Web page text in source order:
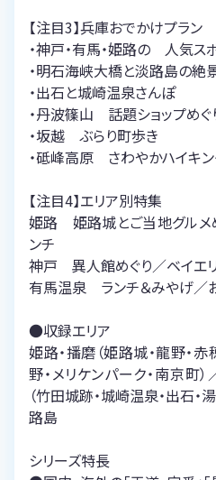
【注目3】兵庫おでかけプラン
・神戸・有馬・姫路の 人気ス
・明石海峡大橋と淡路島の絶
・出石と城崎温泉さんぽ
・丹波篠山 話題ショップめぐ
・坂越 ぶらり町歩き
・砥峰高原 さわやかハイキ
【注目4】エリア別特集
姫路 姫路城とご当地グルメ
ンチ
神戸 異人館めぐり／ベイエリ
有馬温泉 ランチ＆みやげ／
●収録エリア
姫路・播磨（姫路城・龍野・赤
野・メリケンパーク・南京町
（竹田城跡・城崎温泉・出石
路島
シリーズ特長